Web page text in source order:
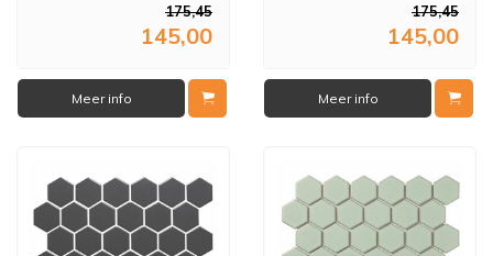
175,45
145,00
Meer info
175,45
145,00
Meer info